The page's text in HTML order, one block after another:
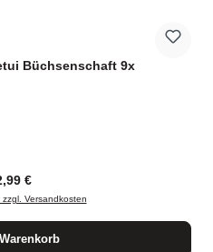
Büchsenschaft 9x
Preis:
€
Versandkosten